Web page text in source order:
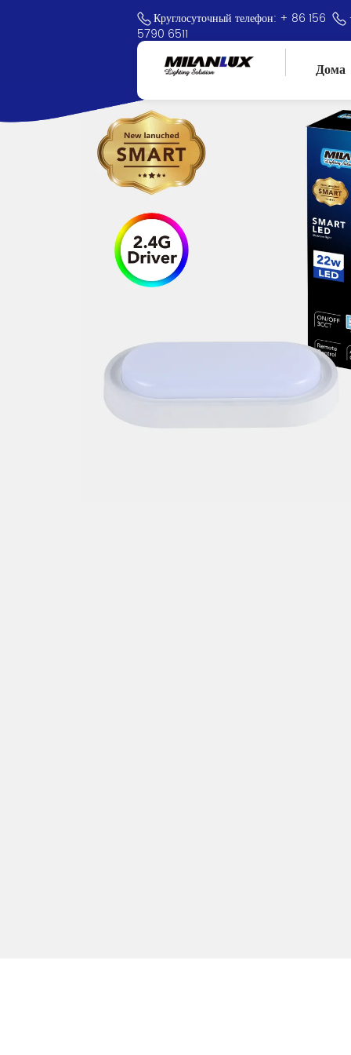
Круглосуточный телефон: + 86 156
5790 6511
Дома